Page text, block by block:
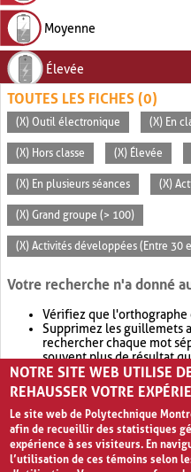
Moyenne
Élevée
TOUTES LES FICHES (0)
(X) Outil électronique (X) En
(X) Hors classe (X) Élevée
(X) En plusieurs séances (X)
(X) Grand groupe (> 100)
(X) Activités développées (Entre 30
Votre recherche n'a donné
Vérifiez que l'orthographe
Supprimez les guillemets
rechercher chaque mot
souvent plus de résultat
Envisagez d'élargir votre
retournera souvent plus
NOTRE SITE WEB UTILISE
REHAUSSER VOTRE
Le site web de Polytechnique
afin de recueillir des statistiques
expérience à ses visiteurs. En
l’utilisation de ces témoins selon